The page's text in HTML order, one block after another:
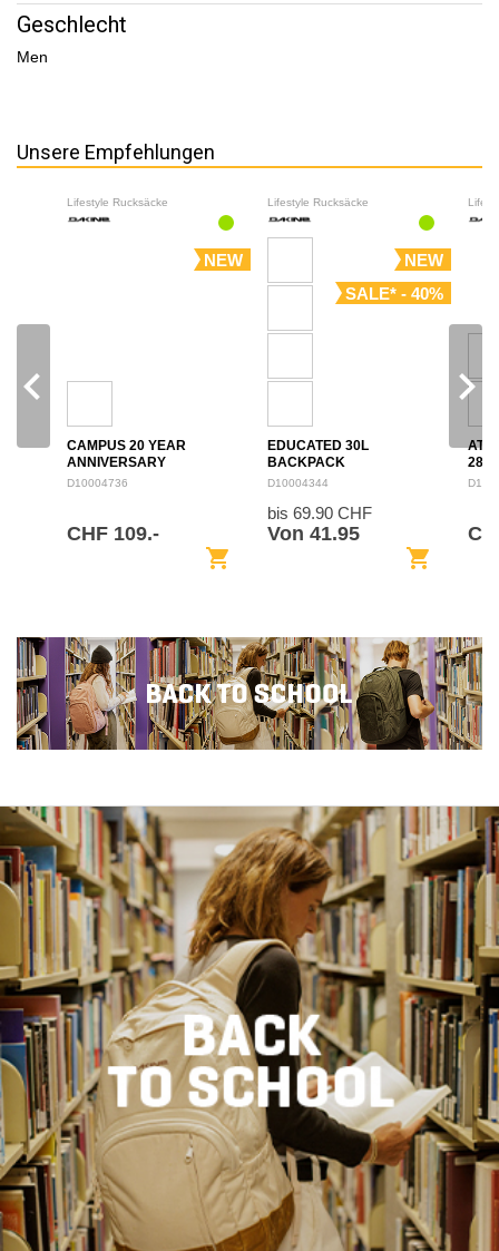
Geschlecht
Men
Unsere Empfehlungen
Lifestyle Rucksäcke
NEW
CAMPUS 20 YEAR
ANNIVERSARY
BACKPACK 28L
D10004736
CHF 109.-
shopping_cart
Lifestyle Rucksäcke
NEW
SALE* - 40%
EDUCATED 30L
BACKPACK
D10004344
bis 69.90 CHF
Von 41.95
shopping_cart
28L
navigate_before navigate_next